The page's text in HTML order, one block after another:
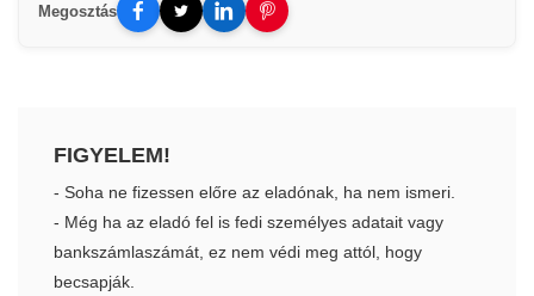
Megosztás
FIGYELEM!
- Soha ne fizessen előre az eladónak, ha nem ismeri.
- Még ha az eladó fel is fedi személyes adatait vagy
bankszámlaszámát, ez nem védi meg attól, hogy
becsapják.